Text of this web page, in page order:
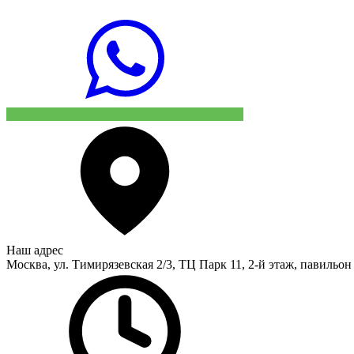
Наш адрес
Москва, ул. Тимирязевская 2/3, ТЦ Парк 11, 2-й этаж,